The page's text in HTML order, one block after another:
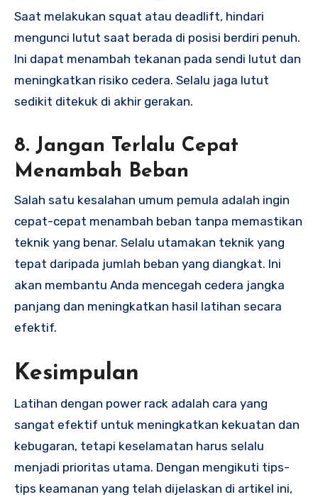
Saat melakukan squat atau deadlift, hindari
mengunci lutut saat berada di posisi berdiri penuh.
Ini dapat menambah tekanan pada sendi lutut dan
meningkatkan risiko cedera. Selalu jaga lutut
sedikit ditekuk di akhir gerakan.
8. Jangan Terlalu Cepat
Menambah Beban
Salah satu kesalahan umum pemula adalah ingin
cepat-cepat menambah beban tanpa memastikan
teknik yang benar. Selalu utamakan teknik yang
tepat daripada jumlah beban yang diangkat. Ini
akan membantu Anda mencegah cedera jangka
panjang dan meningkatkan hasil latihan secara
efektif.
Kesimpulan
Latihan dengan power rack adalah cara yang
sangat efektif untuk meningkatkan kekuatan dan
kebugaran, tetapi keselamatan harus selalu
menjadi prioritas utama. Dengan mengikuti tips-
tips keamanan yang telah dijelaskan di artikel ini,